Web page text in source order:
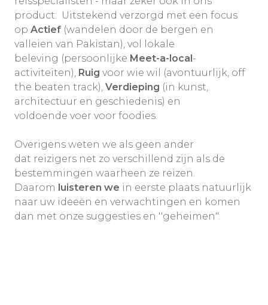
product: Uitstekend verzorgd met een focus
op Actief (wandelen door de bergen en
valleien van Pakistan), vol lokale
beleving (persoonlijke Meet-a-local -
activiteiten), Ruig voor wie wil (avontuurlijk, off
the beaten track), Verdieping (in kunst,
architectuur en geschiedenis) en
voldoende voer voor foodies.
Overigens weten we als geen ander
dat reizigers net zo verschillend zijn als de
bestemmingen waarheen ze reizen.
Daarom luisteren we in eerste plaats natuurlijk
naar uw ideeën en verwachtingen en komen
dan met onze suggesties en ''geheimen".